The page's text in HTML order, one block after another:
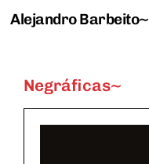
Saltar al contenido
Alejandro Barbeito~
Negráficas~